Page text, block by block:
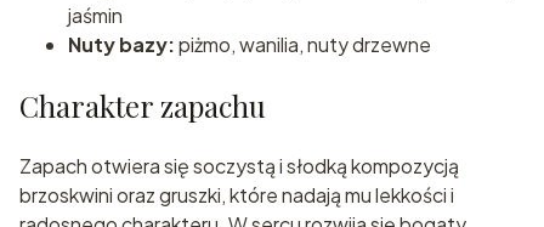
jaśmin
Nuty bazy:piżmo, wanilia, nuty drzewne
Charakter zapachu
Zapach otwiera się soczystą i słodką kompozycją
brzoskwini oraz gruszki, które nadają mu lekkości i